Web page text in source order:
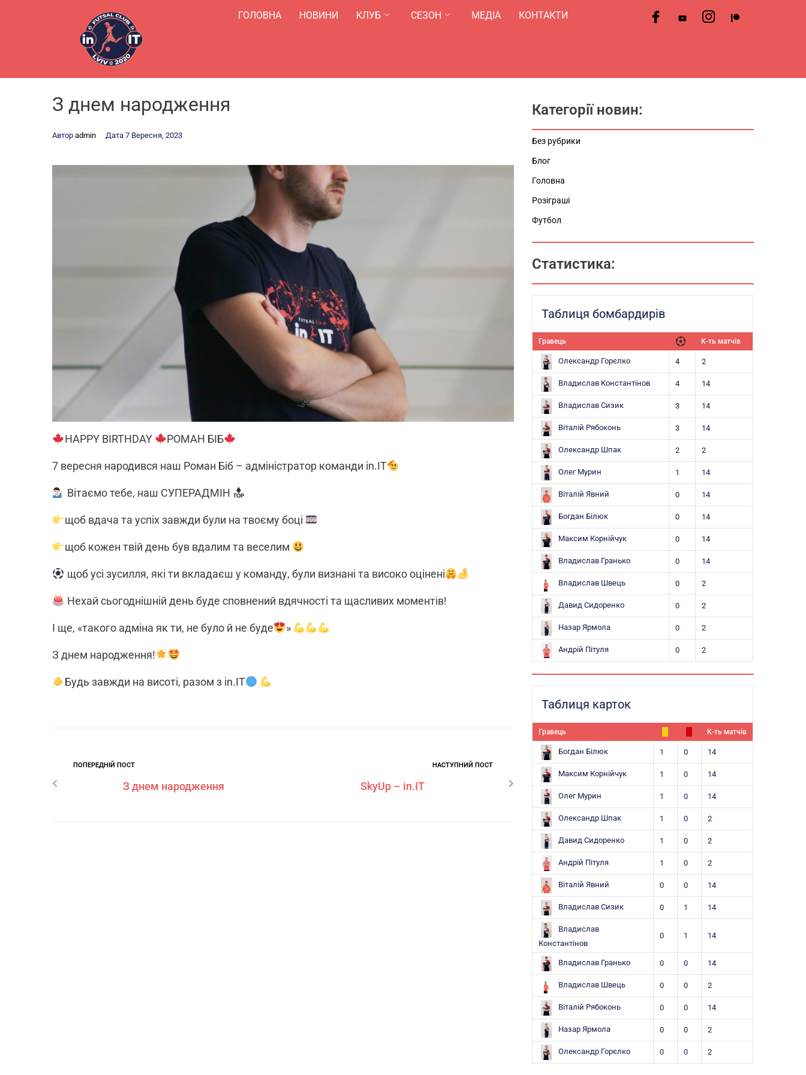
ГОЛОВНА НОВИНИ КЛУБ СЕЗОН МЕДІА КОНТАКТИ
З днем народження
Автор admin Дата 7 Вересня, 2023
HAPPY BIRTHDAY РОМАН БІБ
7 вересня народився наш Роман Біб – адміністратор команди in.IT
Вітаємо тебе, наш СУПЕРАДМІН
щоб вдача та успіх завжди були на твоєму боці
щоб кожен твій день був вдалим та веселим
щоб усі зусилля, які ти вкладаєш у команду, були визнані та високо оцінені
Нехай сьогоднішній день буде сповнений вдячності та щасливих моментів!
І ще, «такого адміна як ти, не було й не буде »
З днем народження!
Будь завжди на висоті, разом з in.IT
ПОПЕРЕДНІЙ ПОСТ
З днем народження
НАСТУПНИЙ ПОСТ
SkyUp – in.IT
Категорії новин:
Без рубрики
Блог
Головна
Розіграші
Футбол
Статистика:
Таблиця бомбардирів
Гравець К-ть матчів
Олександр Горєлко 4 2
Владислав Константінов 4 14
Владислав Сизик 3 14
Віталій Рябоконь 3 14
Олександр Шпак 2 2
Олег Мурин 1 14
Віталій Явний 0 14
Богдан Білюк 0 14
Максим Корнійчук 0 14
Владислав Гранько 0 14
Владислав Швець 0 2
Давид Сидоренко 0 2
Назар Ярмола 0 2
Андрій Пітуля 0 2
Таблиця карток
Гравець К-ть матчів
Богдан Білюк 1 0 14
Максим Корнійчук 1 0 14
Олег Мурин 1 0 14
Олександр Шпак 1 0 2
Давид Сидоренко 1 0 2
Андрій Пітуля 1 0 2
Віталій Явний 0 0 14
Владислав Сизик 0 1 14
Владислав
Константінов
0 1 14
Владислав Гранько 0 0 14
Владислав Швець 0 0 2
Віталій Рябоконь 0 0 14
Назар Ярмола 0 0 2
Олександр Горєлко 0 0 2